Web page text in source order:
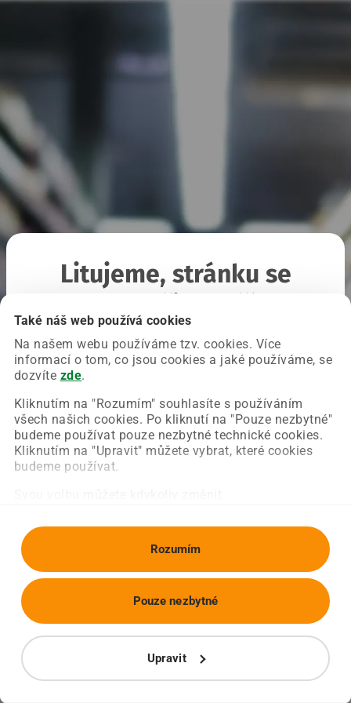
Také náš web používá cookies
Na našem webu používáme tzv. cookies. Více
informací o tom, co jsou cookies a jaké používáme, se
dozvíte zde.
Kliknutím na "Rozumím" souhlasíte s používáním
všech našich cookies. Po kliknutí na "Pouze nezbytné"
budeme používat pouze nezbytné technické cookies.
Kliknutím na "Upravit" můžete vybrat, které cookies
budeme používat.
Rozumím
Upravit
Pouze nezbytné
Litujeme, stránku se
Chyba nastala na naší straně a už ji opravujeme.
Zkuste prosím znovu načíst požadovanou stránku.
Obnovit stránku Úvodní strana